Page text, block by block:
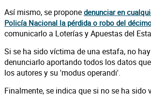
Así mismo, se propone denunciar en
Policía Nacional la pérdida o robo del
comunicarlo a Loterías y Apuestas del
Si se ha sido víctima de una estafa, no
denunciarlo aportando todos los datos
los autores y su 'modus operandi'.
Finalmente, se indica que si no se ha sido